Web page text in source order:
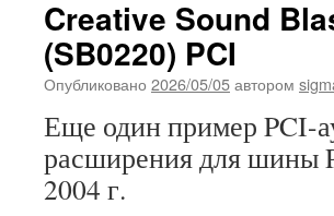
Creative Sound
(SB0220) PCI
Опубликовано 2026/05/05автором
Еще один пример PCI-
расширения для шины
2004 г.